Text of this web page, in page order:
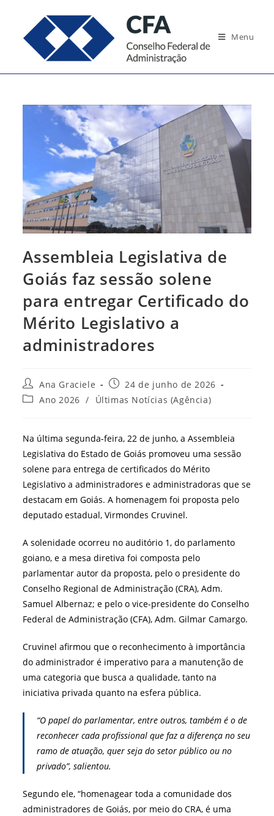
conteúdo
Menu
Assembleia Legislativa de
Goiás faz sessão solene
para entregar Certificado do
Mérito Legislativo a
administradores
Autor
do
post:
Ana Graciele
Post
publicado:
24 de junho de 2026
Categoria
Ano 2026 / Últimas Notícias (Agência)
Na última segunda-feira, 22 de junho, a Assembleia
Legislativa do Estado de Goiás promoveu uma sessão
solene para entrega de certificados do Mérito
Legislativo a administradores e administradoras que se
destacam em Goiás. A homenagem foi proposta pelo
deputado estadual, Virmondes Cruvinel.
A solenidade ocorreu no auditório 1, do parlamento
goiano, e a mesa diretiva foi composta pelo
parlamentar autor da proposta, pelo o presidente do
Conselho Regional de Administração (CRA), Adm.
Samuel Albernaz; e pelo o vice-presidente do Conselho
Federal de Administração (CFA), Adm. Gilmar Camargo.
Cruvinel afirmou que o reconhecimento à importância
do administrador é imperativo para a manutenção de
uma categoria que busca a qualidade, tanto na
iniciativa privada quanto na esfera pública.
“O papel do parlamentar, entre outros, também é o de
reconhecer cada profissional que faz a diferença no seu
ramo de atuação, quer seja do setor público ou no
privado”, salientou.
Segundo ele, “homenagear toda a comunidade dos
administradores de Goiás, por meio do CRA, é uma